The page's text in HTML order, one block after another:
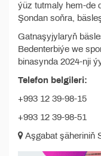
ýüz tutmaly hem-de
Şondan soňra,
Gatnaşyjylaryň
Bedenterbiýe we
binasynda 2024-nji
Telefon belgileri:
+993 12 39-98-15
+993 12 39-98-51
Aşgabat şäheriniň